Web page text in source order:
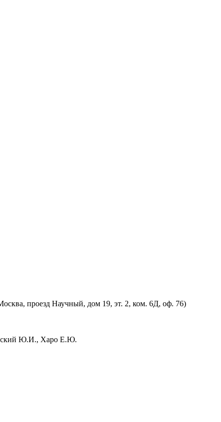
проезд Научный, дом 19, эт. 2, ком. 6Д, оф. 76)
Ю.И., Харо Е.Ю.